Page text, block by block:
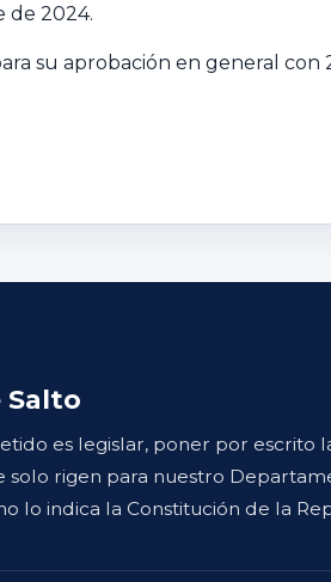
de 2024.
su aprobación en general con
Salto
es legislar, poner por escrito
solo rigen para nuestro
lo indica la Constitución de la